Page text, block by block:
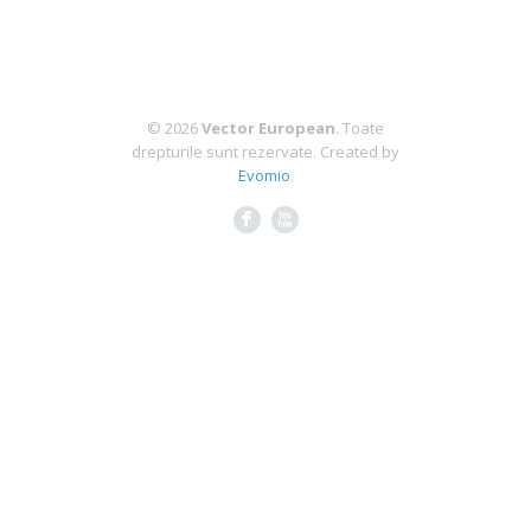
© 2026Vector European. Toate
drepturile sunt rezervate. Created by
Evomio.
F X